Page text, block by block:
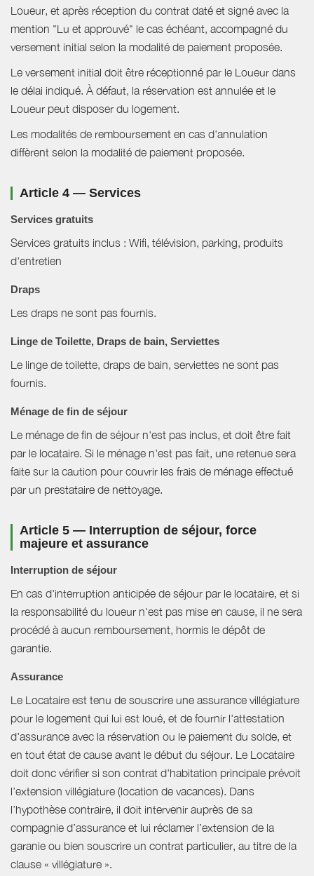
Loueur, et après réception du contrat daté et signé avec la
mention "Lu et approuvé" le cas échéant, accompagné du
versement initial selon la modalité de paiement proposée.
Le versement initial doit être réceptionné par le Loueur dans
le délai indiqué. À défaut, la réservation est annulée et le
Loueur peut disposer du logement.
Les modalités de remboursement en cas d'annulation
diffèrent selon la modalité de paiement proposée.
Article 4 — Services
Services gratuits
Services gratuits inclus : Wifi, télévision, parking, produits
d'entretien
Draps
Les draps ne sont pas fournis.
Linge de Toilette, Draps de bain, Serviettes
Le linge de toilette, draps de bain, serviettes ne sont pas
fournis.
Ménage de fin de séjour
Le ménage de fin de séjour n'est pas inclus, et doit être fait
par le locataire. Si le ménage n'est pas fait, une retenue sera
faite sur la caution pour couvrir les frais de ménage effectué
par un prestataire de nettoyage.
Article 5 — Interruption de séjour, force
majeure et assurance
Interruption de séjour
En cas d'interruption anticipée de séjour par le locataire, et si
la responsabilité du loueur n'est pas mise en cause, il ne sera
procédé à aucun remboursement, hormis le dépôt de
garantie.
Assurance
Le Locataire est tenu de souscrire une assurance villégiature
pour le logement qui lui est loué, et de fournir l'attestation
d'assurance avec la réservation ou le paiement du solde, et
en tout état de cause avant le début du séjour. Le Locataire
doit donc vérifier si son contrat d'habitation principale prévoit
l’extension villégiature (location de vacances). Dans
l’hypothèse contraire, il doit intervenir auprès de sa
compagnie d’assurance et lui réclamer l’extension de la
garanie ou bien souscrire un contrat particulier, au titre de la
clause « villégiature ».